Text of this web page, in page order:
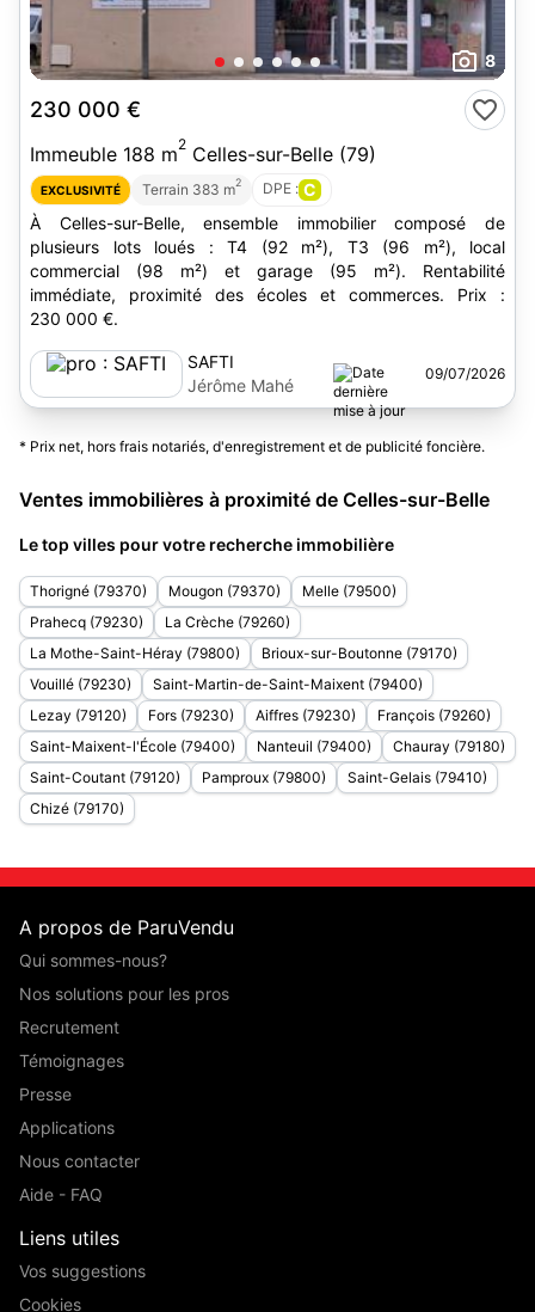
8
230 000 €
Immeuble 188 m2 Celles-sur-Belle (79)
EXCLUSIVITÉ Terrain 383 m2 DPE : C
À Celles-sur-Belle, ensemble immobilier composé de
plusieurs lots loués : T4 (92 m²), T3 (96 m²), local
commercial (98 m²) et garage (95 m²). Rentabilité
immédiate, proximité des écoles et commerces. Prix :
230 000 €.
SAFTI
Jérôme Mahé
09/07/2026
* Prix net, hors frais notariés, d'enregistrement et de publicité foncière.
Ventes immobilières à proximité de Celles-sur-Belle
Le top villes pour votre recherche immobilière
Thorigné (79370) Mougon (79370)
Melle (79500)
Prahecq (79230)
La Crèche (79260)
La Mothe-Saint-Héray (79800)
Brioux-sur-Boutonne (79170)
Vouillé (79230)
Saint-Martin-de-Saint-Maixent (79400)
Lezay (79120)
Fors (79230) Aiffres (79230)
François (79260)
Saint-Maixent-l'École (79400)
Nanteuil (79400)
Chauray (79180)
Saint-Coutant (79120)
Pamproux (79800)
Saint-Gelais (79410)
Chizé (79170)
A propos de ParuVendu
Qui sommes-nous?
Nos solutions pour les pros
Recrutement
Témoignages
Presse
Applications
Nous contacter
Aide - FAQ
Liens utiles
Vos suggestions
Cookies